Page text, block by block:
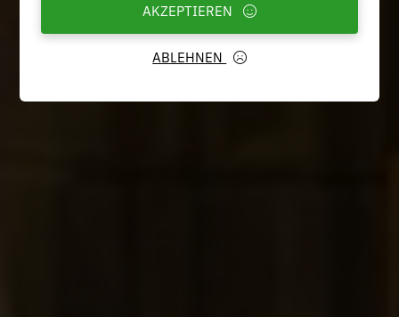
ABLEHNEN
AKZEPTIEREN